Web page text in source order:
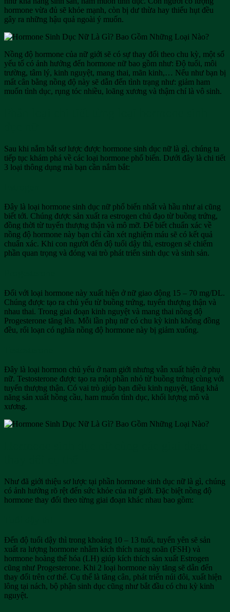
hormone vừa đủ sẽ khỏe mạnh, còn bị dư thừa hay thiếu hụt đều
gây ra những hậu quả ngoài ý muốn.
Nồng độ hormone của nữ giới sẽ có sự thay đổi theo chu kỳ, một số
yếu tố có ảnh hưởng đến hormone nữ bao gồm như: Độ tuổi, môi
trường, tâm lý, kinh nguyệt, mang thai, mãn kinh,… Nếu như bạn bị
mất cân bằng nồng độ này sẽ dẫn đến tình trạng như: giảm ham
muốn tình dục, rụng tóc nhiều, loãng xương và thậm chí là vô sinh.
Sau khi nắm bắt sơ lược được hormone sinh dục nữ là gì, chúng ta
tiếp tục khám phá về các loại hormone phổ biến. Dưới đây là chi tiết
3 loại thông dụng mà bạn cần nắm bắt:
Đây là loại hormone sinh dục nữ phổ biến nhất và hầu như ai cũng
biết tới. Chúng được sản xuất ra estrogen chủ đạo từ buồng trứng,
đồng thời từ tuyến thượng thận và mô mỡ. Để biết chuẩn xác về
nồng độ hormone này bạn chỉ cần xét nghiệm máu sẽ có kết quả
chuẩn xác. Khi con người đến độ tuổi dậy thì, estrogen sẽ chiếm
phần quan trọng và đóng vai trò phát triển sinh dục và sinh sản.
Đối với loại hormone này xuất hiện ở nữ giao động 15 – 70 mg/DL.
Chúng được tạo ra chủ yếu từ buồng trứng, tuyến thượng thận và
nhau thai. Trong giai đoạn kinh nguyệt và mang thai nồng độ
Progesterone tăng lên. Mỗi lần phụ nữ có chu kỳ kinh không đồng
đều, rối loạn có nghĩa nồng độ hormone này bị giảm xuống.
Đây là loại hormon chủ yếu ở nam giới nhưng vẫn xuất hiện ở phụ
nữ. Testosterone được tạo ra một phần nhỏ từ buồng trứng cùng với
tuyến thượng thận. Có vai trò giúp bạn điều kinh nguyệt, tăng khả
năng sản xuất hồng cầu, ham muốn tình dục, khối lượng mô và
xương.
Như đã giới thiệu sơ lược tại phần hormone sinh dục nữ là gì, chúng
có ảnh hưởng rõ rệt đến sức khỏe của nữ giới. Đặc biệt nồng độ
hormone thay đổi theo từng giai đoạn khác nhau bao gồm:
Đến độ tuổi dậy thì trong khoảng 10 – 13 tuổi, tuyến yên sẽ sản
xuất ra lượng hormone nhằm kích thích nang noãn (FSH) và
hormone hoàng thể hóa (LH) giúp kích thích sản xuất Estrogen
cũng như Progesterone. Khi 2 loại hormone này tăng sẽ dẫn đến
thay đổi trên cơ thể. Cụ thể là tăng cân, phát triển núi đôi, xuất hiện
lông tại nách, bộ phận sinh dục cũng như bắt đầu có chu kỳ kinh
nguyệt.